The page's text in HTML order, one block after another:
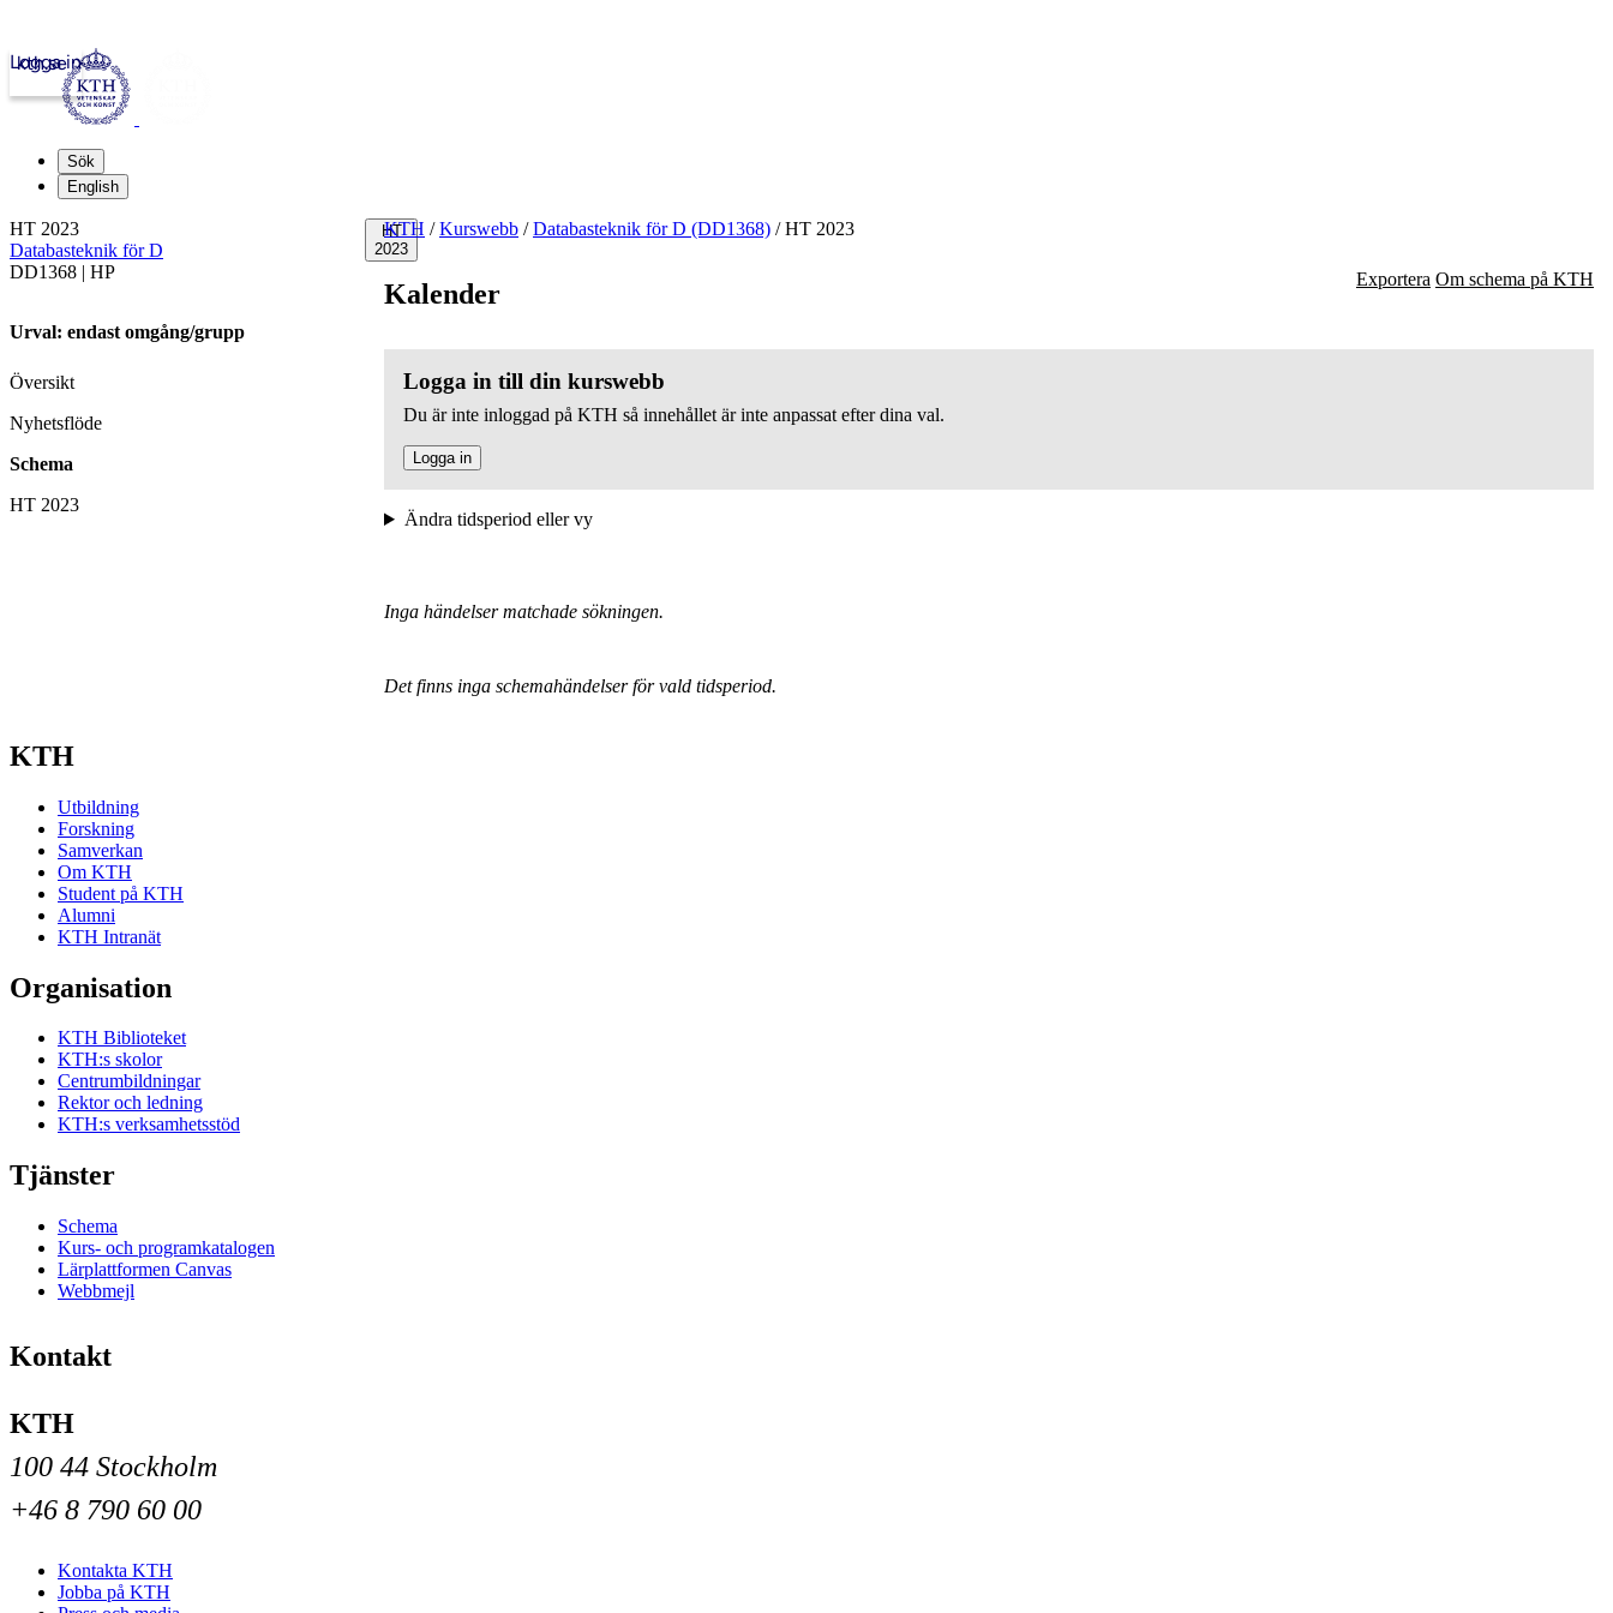
kth.se
Logga in
Sök
English
HT
2023
KTH / Kurswebb / Databasteknik för D (DD1368) /HT 2023
Kalender Exportera Om schema på KTH
Logga in till din kurswebb
Du är inte inloggad på KTH så innehållet är inte anpassat efter dina val.
Logga in
Ändra tidsperiod eller vy
Inga händelser matchade sökningen.
Det finns inga schemahändelser för vald tidsperiod.
HT 2023
Databasteknik för D
DD1368 | HP
Urval: endast omgång/grupp
Översikt
Nyhetsflöde
Schema
HT 2023
KTH
Utbildning
Forskning
Samverkan
Om KTH
Student på KTH
Alumni
KTH Intranät
Organisation
KTH Biblioteket
KTH:s skolor
Centrumbildningar
Rektor och ledning
KTH:s verksamhetsstöd
Tjänster
Schema
Kurs- och programkatalogen
Lärplattformen Canvas
Webbmejl
Kontakt
KTH
100 44 Stockholm
+46 8 790 60 00
Kontakta KTH
Jobba på KTH